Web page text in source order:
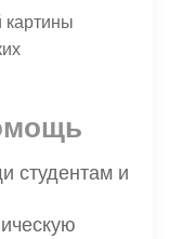
картины
студентам и